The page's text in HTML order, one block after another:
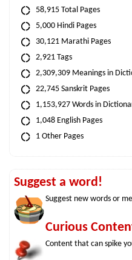
58,915 Total Pages
5,000 Hindi Pages
30,121 Marathi Pages
2,921 Tags
2,309,309 Meanings in
22,745 Sanskrit Pages
1,153,927 Words in
1,048 English Pages
1 Other Pages
Suggest a word!
Suggest new words or
Curious
Content that can spike